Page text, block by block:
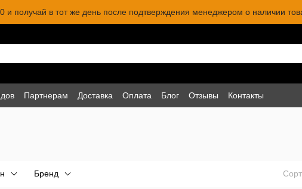
и получай в тот же день после подтверждения менеджером о наличии
Партнерам Доставка Оплата Блог Отзывы Контакты
Бренд